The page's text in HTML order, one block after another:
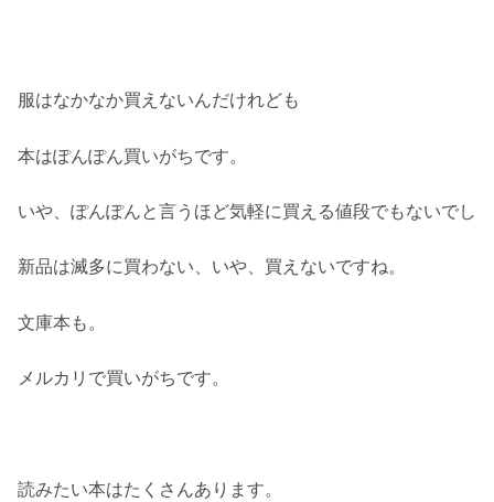
服はなかなか買えないんだけれども
本はぽんぽん買いがちです。
いや、ぽんぽんと言うほど気軽に買える値段でもないでし
新品は滅多に買わない、いや、買えないですね。
文庫本も。
メルカリで買いがちです。
読みたい本はたくさんあります。